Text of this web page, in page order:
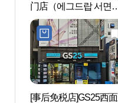
门店（에그드랍 서면
데후문점）
[事后免税店]GS25西